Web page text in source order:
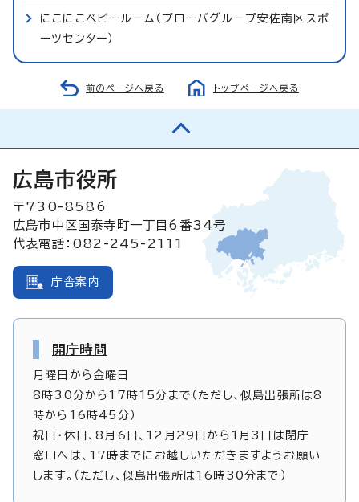
にこにこベビールーム（プローバグループ安佐南区スポ
ーツセンター）
前のページへ戻る トップページへ戻る
広島市役所
〒730-8586
広島市中区国泰寺町一丁目6番34号
代表電話：082-245-2111
庁舎案内
開庁時間
月曜日から金曜日
8時30分から17時15分まで（ただし、似島出張所は8
時から16時45分）
祝日・休日、8月6日、12月29日から1月3日は閉庁
窓口へは、17時までにお越しいただきますようお願い
します。（ただし、似島出張所は16時30分まで）